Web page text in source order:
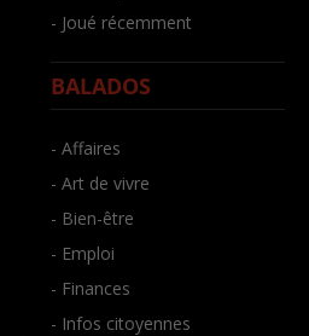
- Joué récemment
BALADOS
- Affaires
- Art de vivre
- Bien-être
- Emploi
- Finances
- Infos citoyennes